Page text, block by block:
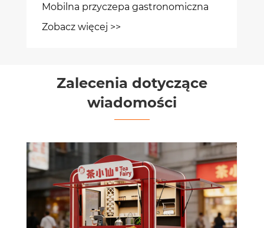
Mobilna przyczepa gastronomiczna
Zobacz więcej >>
Zalecenia dotyczące
wiadomości